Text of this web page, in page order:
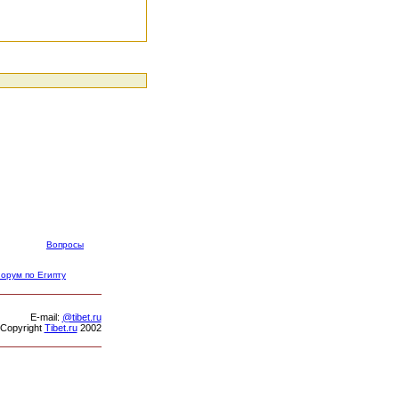
Вопросы
по Египту
Е-mail: @tibet.ru
Copyright Tibet.ru2002